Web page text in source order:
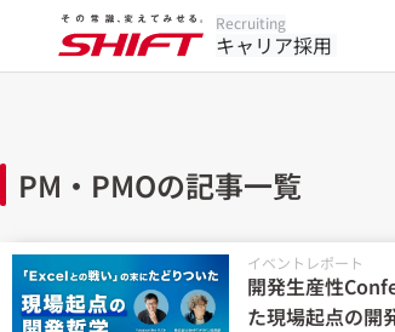
Recruiting
キャリア採用
PM・PMOの記事一覧
イベントレポート
開発生産性
た現場起点の開